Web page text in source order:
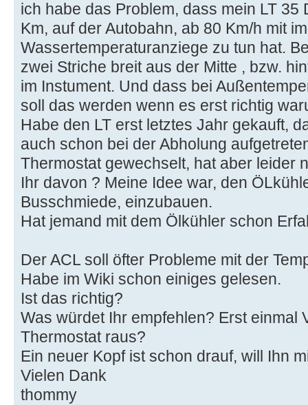
ich habe das Problem, dass mein LT 35
Km, auf der Autobahn, ab 80 Km/h mit
Wassertemperaturanziege zu tun hat.
zwei Striche breit aus der Mitte , bzw.
im Instument. Und dass bei
soll das werden wenn es erst richtig
Habe den LT erst letztes Jahr gekauft,
auch schon bei der Abholung
Thermostat gewechselt, hat aber leider
Ihr davon ? Meine Idee war, den
Busschmiede, einzubauen.
Hat jemand mit dem Ölkühler schon
Der ACL soll öfter Probleme mit der
Habe im Wiki schon einiges gelesen.
Ist das richtig?
Was würdet Ihr empfehlen? Erst einmal
Thermostat raus?
Ein neuer Kopf ist schon drauf, will Ihn
Vielen Dank
thommy